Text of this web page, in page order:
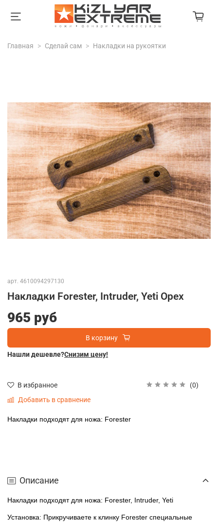
Главная Сделай сам Накладки на рукоятки
арт. 4610094297130
Накладки Forester, Intruder, Yeti Орех
(0)
В избранное
Добавить в сравнение
965 руб
В корзину
Нашли дешевле?Снизим цену!
Накладки подходят для ножа: Forester
Описание
Накладки подходят для ножа: Forester, Intruder, Yeti
Установка: Прикручиваете к клинку Forester специальные